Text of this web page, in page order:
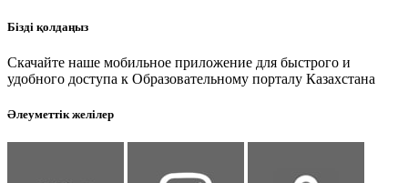
Бізді қолдаңыз
Скачайте наше мобильное приложение для быстрого и
удобного доступа к Образовательному порталу Казахстана
Әлеуметтік желілер